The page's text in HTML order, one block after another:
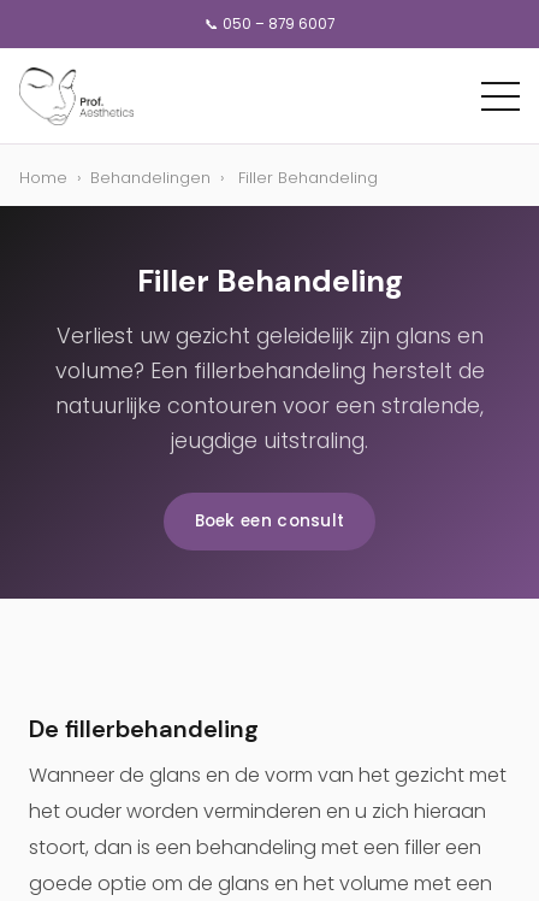
📞 050 – 879 6007
Home › Behandelingen › Filler Behandeling
Filler Behandeling
Verliest uw gezicht geleidelijk zijn glans en
volume? Een fillerbehandeling herstelt de
natuurlijke contouren voor een stralende,
jeugdige uitstraling.
Boek een consult
De fillerbehandeling
Wanneer de glans en de vorm van het gezicht met
het ouder worden verminderen en u zich hieraan
stoort, dan is een behandeling met een filler een
goede optie om de glans en het volume met een